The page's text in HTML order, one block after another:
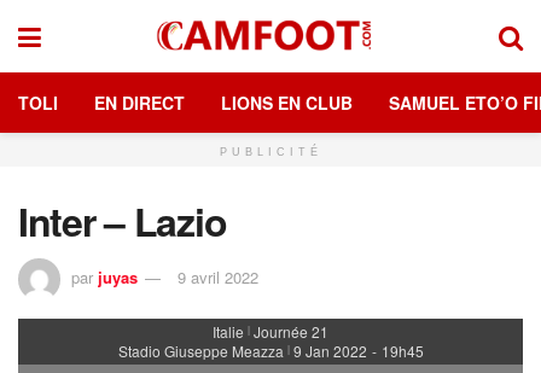
TOLI EN DIRECT LIONS EN CLUB SAMUEL ETO’O
PUBLICITÉ
Inter – Lazio
par juyas 9 avril 2022
Italie | Journée 21
Stadio Giuseppe Meazza | 9 Jan 2022 - 19h45